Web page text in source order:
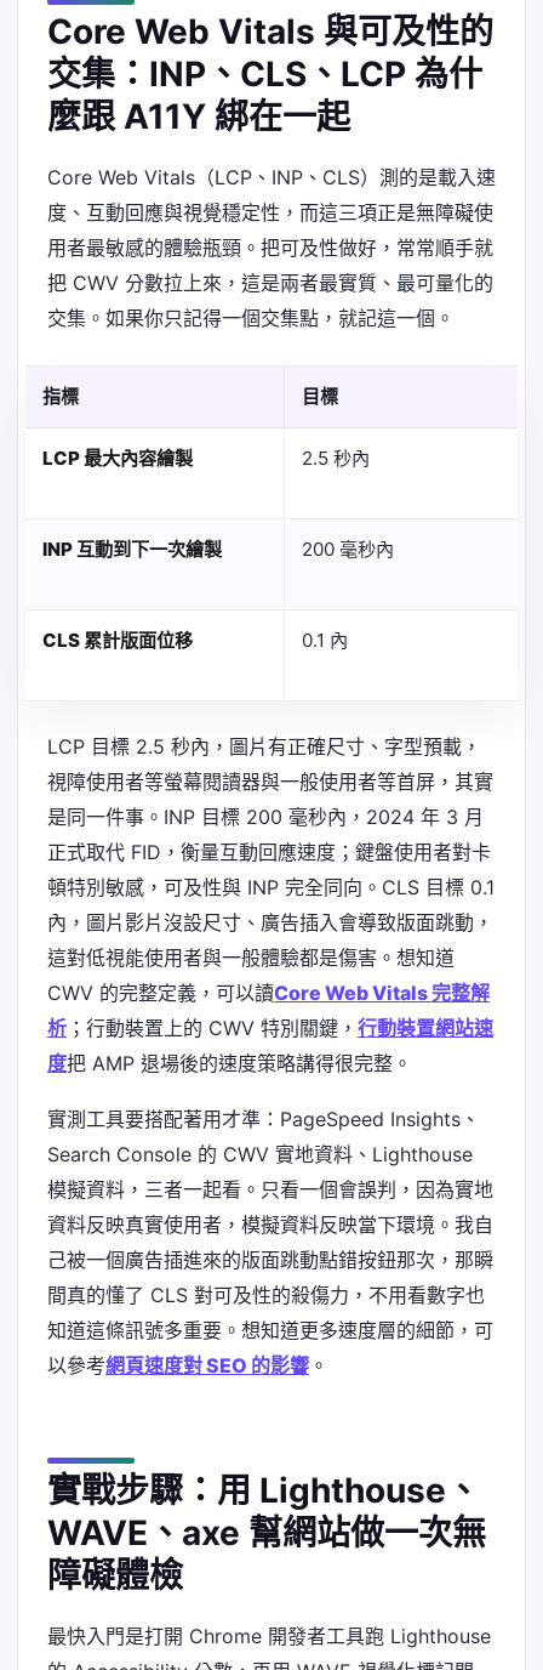
Core Web Vitals 與可及性的
交集：INP、CLS、LCP 為什
麼跟 A11Y 綁在一起
Core Web Vitals（LCP、INP、CLS）測的是載入速
度、互動回應與視覺穩定性，而這三項正是無障礙使
用者最敏感的體驗瓶頸。把可及性做好，常常順手就
把 CWV 分數拉上來，這是兩者最實質、最可量化的
交集。如果你只記得一個交集點，就記這一個。
指標 目標
LCP 最大內容繪製 2.5 秒內
INP 互動到下一次繪製 200 毫秒內
CLS 累計版面位移 0.1 內
LCP 目標 2.5 秒內，圖片有正確尺寸、字型預載，
視障使用者等螢幕閱讀器與一般使用者等首屏，其實
是同一件事。INP 目標 200 毫秒內，2024 年 3 月
正式取代 FID，衡量互動回應速度；鍵盤使用者對卡
頓特別敏感，可及性與 INP 完全同向。CLS 目標 0.1
內，圖片影片沒設尺寸、廣告插入會導致版面跳動，
這對低視能使用者與一般體驗都是傷害。想知道
CWV 的完整定義，可以讀Core Web Vitals 完整解
析 ；行動裝置上的 CWV 特別關鍵， 行動裝置網站速
度把 AMP 退場後的速度策略講得很完整。
實測工具要搭配著用才準：PageSpeed Insights、
Search Console 的 CWV 實地資料、Lighthouse
模擬資料，三者一起看。只看一個會誤判，因為實地
資料反映真實使用者，模擬資料反映當下環境。我自
己被一個廣告插進來的版面跳動點錯按鈕那次，那瞬
間真的懂了 CLS 對可及性的殺傷力，不用看數字也
知道這條訊號多重要。想知道更多速度層的細節，可
以參考網頁速度對 SEO 的影響 。
實戰步驟：用 Lighthouse、
WAVE、axe 幫網站做一次無
障礙體檢
最快入門是打開 Chrome 開發者工具跑 Lighthouse